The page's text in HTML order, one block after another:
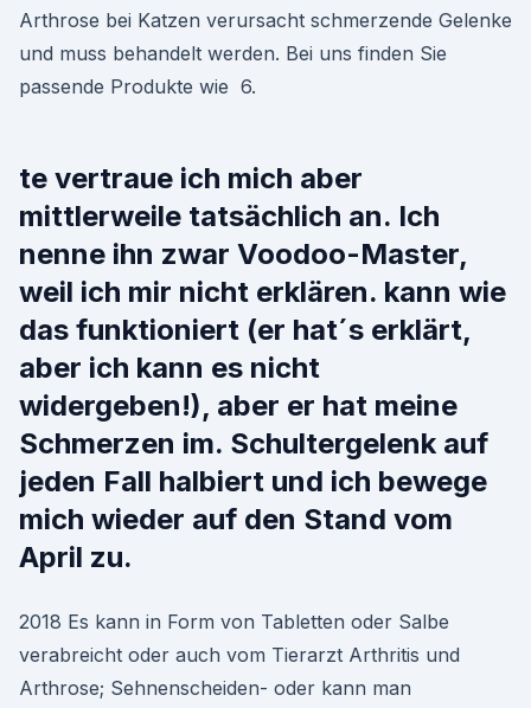
Arthrose bei Katzen verursacht schmerzende Gelenke
und muss behandelt werden. Bei uns finden Sie
passende Produkte wie 6.
te vertraue ich mich aber
mittlerweile tatsächlich an. Ich
nenne ihn zwar Voodoo-Master,
weil ich mir nicht erklären. kann wie
das funktioniert (er hat´s erklärt,
aber ich kann es nicht
widergeben!), aber er hat meine
Schmerzen im. Schultergelenk auf
jeden Fall halbiert und ich bewege
mich wieder auf den Stand vom
April zu.
2018 Es kann in Form von Tabletten oder Salbe
verabreicht oder auch vom Tierarzt Arthritis und
Arthrose; Sehnenscheiden- oder kann man